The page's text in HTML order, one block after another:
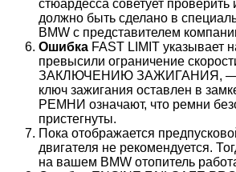
стюардесса советует проверить
должно быть сделано в
BMW с представителем
Ошибка FAST LIMIT указывает
превысили ограничение
ЗАКЛЮЧЕНИЮ ЗАЖИГАНИЯ, —
ключ зажигания оставлен в
РЕМНИ означают, что ремни
пристегнуты.
Пока отображается
двигателя не рекомендуется.
на вашем BMW отопитель